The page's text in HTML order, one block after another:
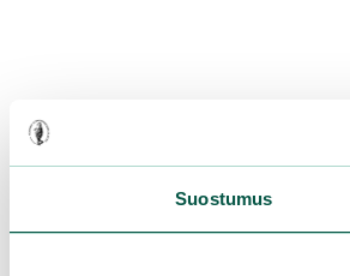
Suostumus